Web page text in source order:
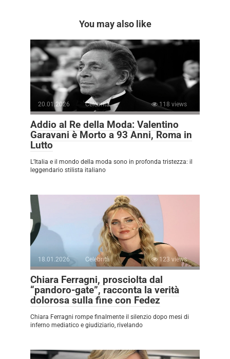
You may also like
20.01.2026 Celebrità 118 views
Addio al Re della Moda: Valentino
Garavani è Morto a 93 Anni, Roma in
Lutto
L’Italia e il mondo della moda sono in profonda tristezza: il
leggendario stilista italiano
18.01.2026 Celebrità 123 views
Chiara Ferragni, prosciolta dal
“pandoro-gate”, racconta la verità
dolorosa sulla fine con Fedez
Chiara Ferragni rompe finalmente il silenzio dopo mesi di
inferno mediatico e giudiziario, rivelando